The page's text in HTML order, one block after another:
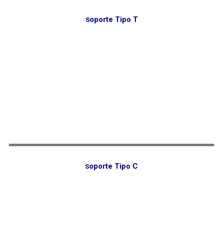
Soporte Tipo T
Soporte Tipo C